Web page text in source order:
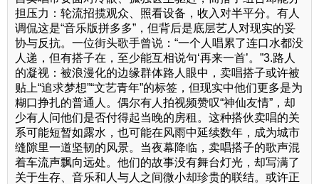
担压力：轮流招揽观众、照看设备，收入对半平分。有人
调侃这是“音乐版拼多多”，但背后是底层艺人对现实的妥
协与反抗。一位街头歌手曾说：“一个人唱累了连口水都没
人递，但有搭子在，至少能互相说句‘再来一首’。”3.路人
的凝视：被浪漫化的边缘群体路人眼中，卖唱搭子或许被
贴上“追求梦想”“文艺青年”的标签，但现实中他们更多是为
糊口挣扎的普通人。偶尔有人拍视频赞叹“神仙友情”，却
少有人问他们是否付得起当晚的房租。这种搭伙卖唱的关
系可能短暂如露水，也可能在风雨中延续数年，成为城市
缝隙里一道坚韧的风景。当夜幕降临，卖唱搭子的歌声混
着车流声飘向远处。他们的故事没有舞台灯光，却写满了
关于生存、音乐和人与人之间微小却珍贵的联结。或许正